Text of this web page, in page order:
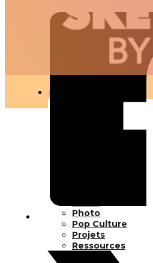
ARTICLES
Photo
Pop Culture
Projets
Ressources